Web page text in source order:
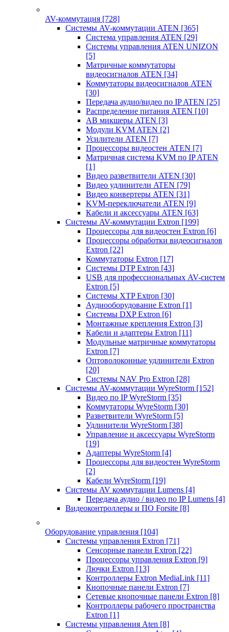
AV-коммутация [728]
Системы AV-коммутации ATEN [365]
Система управления ATEN [29]
Системы управления ATEN UNIZON
[5]
Матричные коммутаторы
видеосигналов ATEN [34]
Коммутаторы видеосигналов ATEN
[30]
Передача аудио/видео по IP ATEN [25]
Распределение питания ATEN [10]
АВ микшеры ATEN [3]
Модули KVM ATEN [2]
Усилители ATEN [7]
Процессоры видеостен ATEN [7]
Матричная система KVM по IP ATEN
[1]
Видео разветвители ATEN [30]
Видео удлинители ATEN [79]
Видео конвертеры ATEN [31]
KVM-переключатели ATEN [9]
Кабели и аксессуары ATEN [63]
Системы AV-коммутации Extron [199]
Процессоры для видеостен Extron [6]
Процессоры обработки видеосигналов
Extron [22]
Коммутаторы Extron [17]
Системы DTP Extron [43]
USB для профессиональных AV-систем
Extron [5]
Системы XTP Extron [30]
Аудиооборудование Extron [1]
Системы DXP Extron [6]
Монтажные крепления Extron [3]
Кабели и адаптеры Extron [11]
Модульные матричные коммутаторы
Extron [7]
Оптоволоконные удлинители Extron
[20]
Системы NAV Pro Extron [28]
Системы AV-коммутации WyreStorm [152]
Видео по IP WyreStorm [35]
Коммутаторы WyreStorm [30]
Разветвители WyreStorm [5]
Удлинители WyreStorm [38]
Управление и аксессуары WyreStorm
[19]
Адаптеры WyreStorm [4]
Процессоры для видеостен WyreStorm
[2]
Кабели WyreStorm [19]
Системы AV коммутации Lumens [4]
Передача аудио / видео по IP Lumens [4]
Видеоконтроллеры и ПО Forsite [8]
Оборудование управления [104]
Системы управления Extron [71]
Сенсорные панели Extron [22]
Процессоры управления Extron [9]
Лючки Extron [13]
Контроллеры Extron MediaLink [11]
Кнопочные панели Extron [7]
Сетевые кнопочные панели Extron [8]
Контроллеры рабочего пространства
Extron [1]
Системы управления Aten [8]